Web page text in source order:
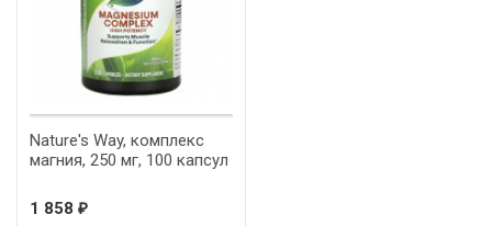
Nature's Way, комплекс
магния, 250 мг, 100 капсул
1 858 ₽